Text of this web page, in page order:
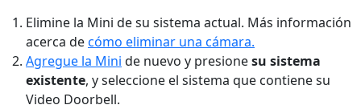
Elimine la Mini de su sistema actual. Más información
acerca decómo eliminar una cámara.
Agregue la Mini de nuevo y presionesu sistema
existente, y seleccione el sistema que contiene su
Video Doorbell.